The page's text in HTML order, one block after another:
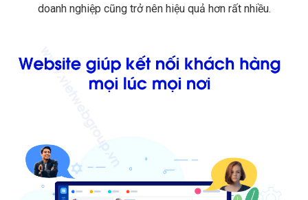
doanh nghiệp cũng trở nên hiệu quả hơn rất nhiều.